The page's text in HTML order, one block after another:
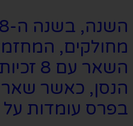
מחולקים,
השאר
הנסן, כאשר שאר
בפרס עומדות על 2 לכל אחת.